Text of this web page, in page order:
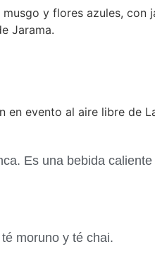
Es una bebida
moruno y té chai.